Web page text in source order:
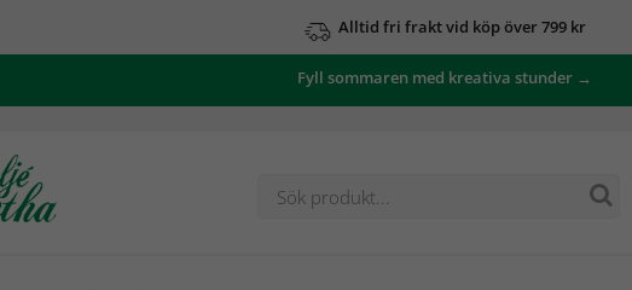
Alltid fri frakt vid köp över 799 kr
Fyll sommaren med kreativa stunder →